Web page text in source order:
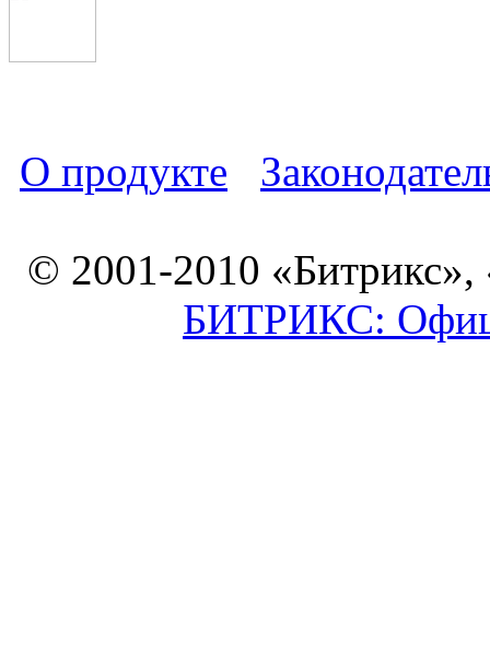
О продукте
© 2001-2010 «Битрикс»,
БИТРИКС: